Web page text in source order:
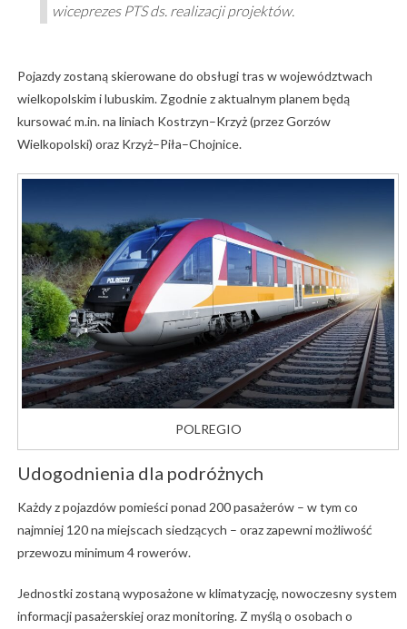
wiceprezes PTS ds. realizacji projektów.
Pojazdy zostaną skierowane do obsługi tras w województwach
wielkopolskim i lubuskim. Zgodnie z aktualnym planem będą
kursować m.in. na liniach Kostrzyn–Krzyż (przez Gorzów
Wielkopolski) oraz Krzyż–Piła–Chojnice.
POLREGIO
Udogodnienia dla podróżnych
Każdy z pojazdów pomieści ponad 200 pasażerów – w tym co
najmniej 120 na miejscach siedzących – oraz zapewni możliwość
przewozu minimum 4 rowerów.
Jednostki zostaną wyposażone w klimatyzację, nowoczesny system
informacji pasażerskiej oraz monitoring. Z myślą o osobach o